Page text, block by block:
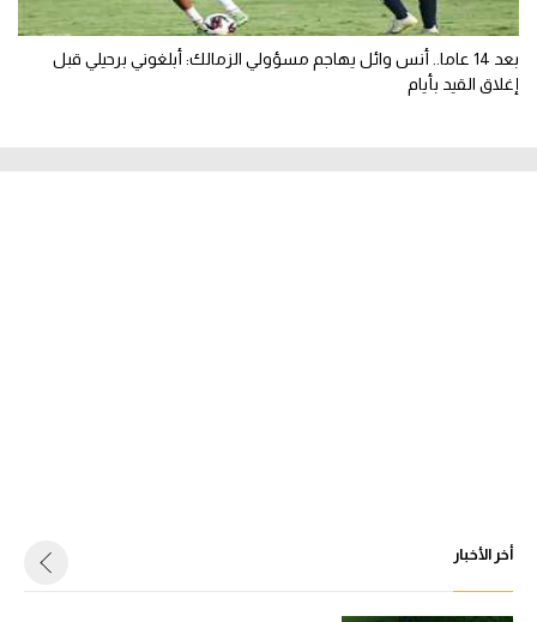
بعد 14 عاما.. أنس وائل يهاجم مسؤولي الزمالك: أبلغوني برحيلي قبل
إغلاق القيد بأيام
أخر الأخبار